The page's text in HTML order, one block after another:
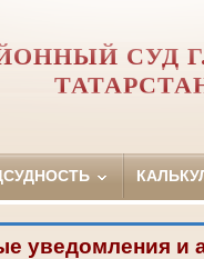
СУД
уведомления и